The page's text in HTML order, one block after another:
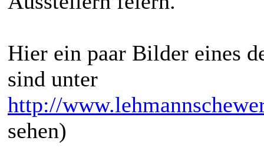
Hier ein paar Bilder eines
sind unter
http://
sehen)